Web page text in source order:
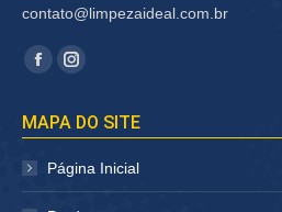
contato@limpezaideal.com.br
Encontre-nos em:
Facebook
abre
em
Instagram
abre
MAPA DO SITE
Página Inicial